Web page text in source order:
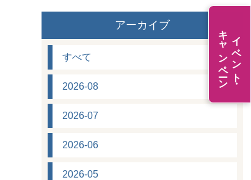
イベント・
キャンペーン
アーカイブ
すべて
2026-08
2026-07
2026-06
2026-05